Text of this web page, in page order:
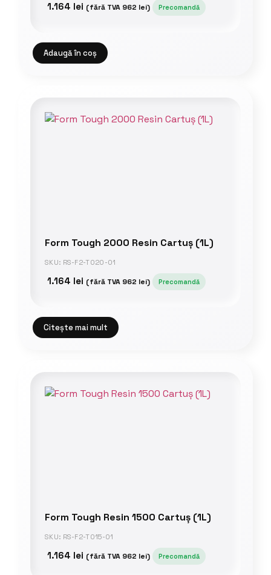
1.164 lei (fără TVA 962 lei) Precomandă
Adaugă în coș
Form Tough 2000 Resin Cartuș (1L)
SKU: RS-F2-TO20-01
1.164 lei (fără TVA 962 lei) Precomandă
Citește mai mult
Form Tough Resin 1500 Cartuș (1L)
SKU: RS-F2-TO15-01
1.164 lei (fără TVA 962 lei) Precomandă